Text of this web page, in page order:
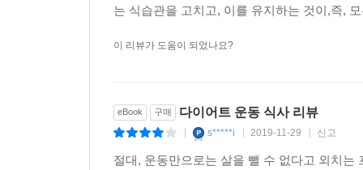
헬스 트레이너, 필라테스 강사, 물리치료사, 미용교
논쟁의 이슈가 되면서 일약 다이어트업계의 스
운동은 없다. 식사가 10할이다!”라고 단언한다.
일본 시가현 출신으로 중학교부터 대학교까지
는 식습관을 고치고, 이를 유지하는 것이,즉,
이 리뷰가 도움이 되었나요?
eBook 구매 다이어트 운동 식사 리뷰
s*****i 2019-11-29 신고
절대, 운동만으로는 살을 뺄 수 없다고 외치